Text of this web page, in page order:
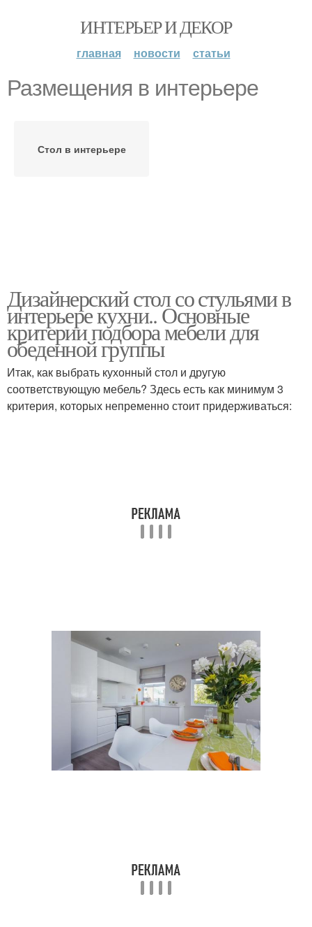
ИНТЕРЬЕР И ДЕКОР
главная новости статьи
Размещения в интерьере
Стол в интерьере
Дизайнерский стол со стульями в
интерьере кухни.. Основные
критерии подбора мебели для
обеденной группы
Итак, как выбрать кухонный стол и другую
соответствующую мебель? Здесь есть как минимум 3
критерия, которых непременно стоит придерживаться: